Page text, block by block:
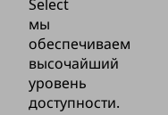
Select
мы
обеспечиваем
высочайший
уровень
доступности.